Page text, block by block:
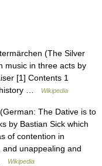
(The Silver
music in three acts by
[1] Contents 1
history …
Wikipedia
The Dative is to
by Bastian Sick which
of contention in
unappealing and
Wikipedia